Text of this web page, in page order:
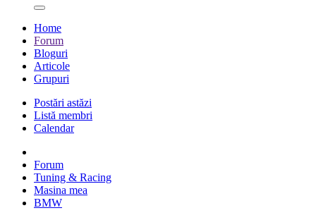
Home
Forum
Bloguri
Articole
Grupuri
Postări astăzi
Listă membri
Calendar
Forum
Tuning & Racing
Masina mea
BMW